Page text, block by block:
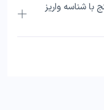
با شناسه واریز